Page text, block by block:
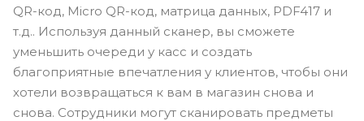
QR-код, Micro QR-код, матрица данных, PDF417 и
т.д.. Используя данный сканер, вы сможете
уменьшить очереди у касс и создать
благоприятные впечатления у клиентов, чтобы они
хотели возвращаться к вам в магазин снова и
снова. Сотрудники могут сканировать предметы